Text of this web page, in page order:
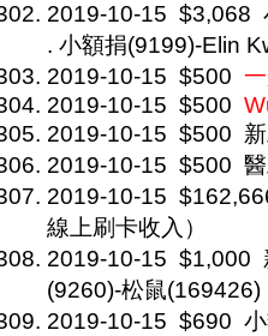
2019-10-15 $3,068
. 小額捐(9199)-Elin
2019-10-15 $500
2019-10-15 $500
2019-10-15 $500
2019-10-15 $500
2019-10-15
線上刷卡收入）
2019-10-15 $1,000
(9260)-松鼠(169426)
2019-10-15 $690